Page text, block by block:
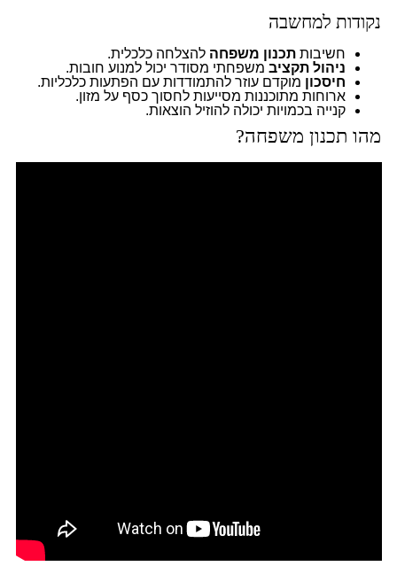
נקודות למחשבה
חשיבות תכנון משפחה להצלחה כלכלית.
ניהול תקציבמשפחתי מסודר יכול למנוע חובות.
חיסכון מוקדם עוזר להתמודדות עם הפתעות כלכליות.
ארוחות מתוכננות מסייעות לחסוך כסף על מזון.
קנייה בכמויות יכולה להוזיל הוצאות.
מהו תכנון משפחה?